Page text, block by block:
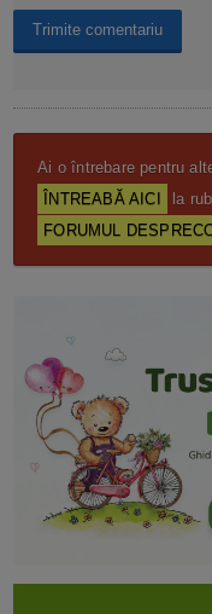
Ai o întrebare pentru
ÎNTREABĂ AICI
la
FORUMUL